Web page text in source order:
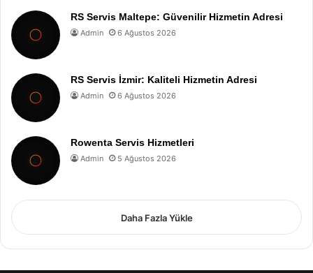
RS Servis Maltepe: Güvenilir Hizmetin Adresi
Admin 6 Ağustos 2026
RS Servis İzmir: Kaliteli Hizmetin Adresi
Admin 6 Ağustos 2026
Rowenta Servis Hizmetleri
Admin 5 Ağustos 2026
Daha Fazla Yükle